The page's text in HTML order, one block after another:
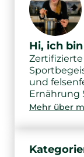
Hi, ich
und
Ernährung
Mehr über